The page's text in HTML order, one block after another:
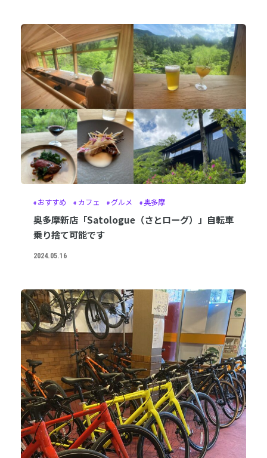
おすすめ カフェ グルメ 奥多摩
奥多摩新店「Satologue（さとローグ）」自転車
乗り捨て可能です
2024.05.16